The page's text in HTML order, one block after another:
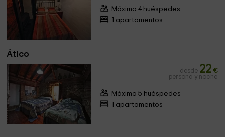
Máximo 4 huéspedes
1 apartamentos
Ático
desde 22 €
persona y noche
Máximo 5 huéspedes
1 apartamentos